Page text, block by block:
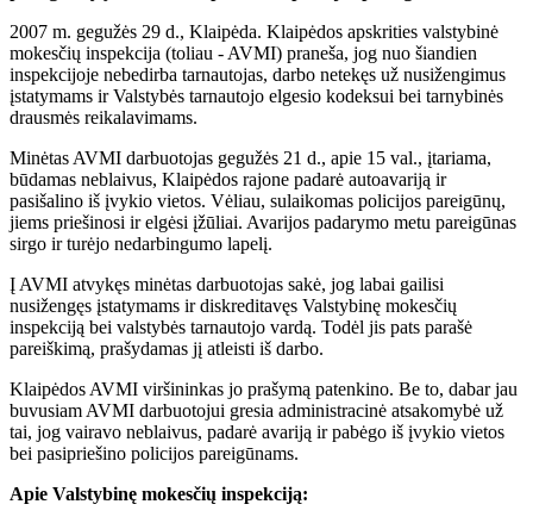
2007 m. gegužės 29 d., Klaipėda. Klaipėdos apskrities valstybinė
mokesčių inspekcija (toliau - AVMI) praneša, jog nuo šiandien
inspekcijoje nebedirba tarnautojas, darbo netekęs už nusižengimus
įstatymams ir Valstybės tarnautojo elgesio kodeksui bei tarnybinės
drausmės reikalavimams.
Minėtas AVMI darbuotojas gegužės 21 d., apie 15 val., įtariama,
būdamas neblaivus, Klaipėdos rajone padarė autoavariją ir
pasišalino iš įvykio vietos. Vėliau, sulaikomas policijos pareigūnų,
jiems priešinosi ir elgėsi įžūliai. Avarijos padarymo metu pareigūnas
sirgo ir turėjo nedarbingumo lapelį.
Į AVMI atvykęs minėtas darbuotojas sakė, jog labai gailisi
nusižengęs įstatymams ir diskreditavęs Valstybinę mokesčių
inspekciją bei valstybės tarnautojo vardą. Todėl jis pats parašė
pareiškimą, prašydamas jį atleisti iš darbo.
Klaipėdos AVMI viršininkas jo prašymą patenkino. Be to, dabar jau
buvusiam AVMI darbuotojui gresia administracinė atsakomybė už
tai, jog vairavo neblaivus, padarė avariją ir pabėgo iš įvykio vietos
bei pasipriešino policijos pareigūnams.
Apie Valstybinę mokesčių inspekciją: